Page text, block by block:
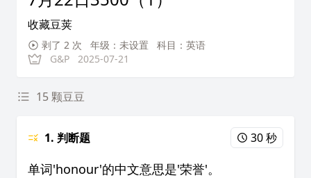
收藏豆荚
剥了 2 次 年级：未设置
科目：英语
G&P
2025-07-21
15 颗豆豆
1. 判断题 30 秒
单词'honour'的中文意思是'荣誉'。